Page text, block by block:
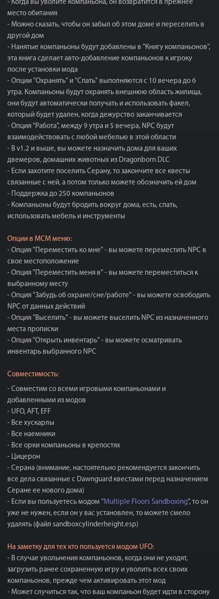
- Когда вы уволите компаньона, он возвратится в прежнее
место обитания
- Можно сказать, чтобы он забыл об этом доме и переселить в
другой дом
- Нанятые компаньоны будут добавлены в "Книгу компаньонов",
эта книга сделает авто-добавление компаньонов к игроку
после установки мода
- Опции "Охранять" и "Спать" выполняются с 10 вечера до 6
утра. Компаньоны будут охранять внешнюю область жилища,
они будут автоматически получать и использовать факел,
который будет удален, когда дежурство заканчивается
- Опция "Работа", между 9 утра и 5 вечера, NPC будут
взаимодействовать с любой мебелью в этой области
- В v1.2 и выше, вы можете назначить дома для ваших
двемеров, домашних животных из Dragonborn DLC
- Если захотите поселить Серану, то закончите все квесты
связанные с ней, а потом только можете обозначить ей дом
- Поддержка до 250 компаньонов
- Компаньоны будут бродить вокруг дома, есть, спать,
использовать мебель и инструменты
Опции в МСМ меню:
- Опция "Переместить ко мне" - вы можете переместить NPC в
свое местоположение
- Опция "Переместить меня в" - вы можете переместиться к
выбранному месту
- Опция "Забудь об охране/сне/работе" - вы можете освободить
NPC от данных действий
- Опция "Выселить" - вы можете выселить NPC из назначенного
места прописки
- Опция "Открыть инвентарь" - вы можете осматривать
инвентарь выбранного NPC
Совместимость:
- Совместим со всеми игровыми компаньонами и
добавленными из модов
- UFO, AFT, EFF
- Все хускарлы
- Все наемники
- Все орки компаньоны в крепостях
- Цицерон
- Серана (внимание, настоятельно рекомендуется закончить
все дела связанные с Dawnguard квестами перед назначением
Серане ее нового дома)
- Если вы пользуетесь модом "Multiple Floors Sandboxing", то он
уже не нужен, если он у вас установлен, то можете смело
удалять (файл sandboxcylinderheight.esp)
На заметку для тех кто пользуется модом UFO:
- В случае увольнения компаньонов, когда они не уходят,
загрузить ранее сохраненную игру и уволить всех своих
компаньонов, прежде чем активировать этот мод
- Может случиться так, что ваш компаньон будет идти в сторону